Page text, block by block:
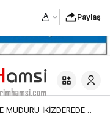
MÜDÜRÜ İKİZDEREDE
Paylaş